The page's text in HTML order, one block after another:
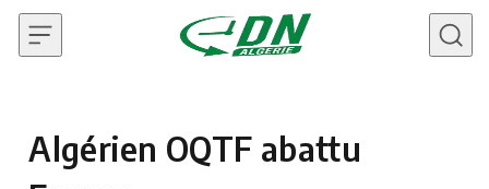
Skip to content
Algérien OQTF abattu